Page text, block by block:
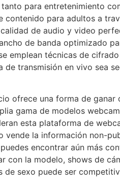
para entretenimiento
contenido para adultos a
de audio y video
de banda optimizado
emplean técnicas de
transmisión en vivo sea
ofrece una forma de ganar
gama de modelos
esta plataforma de
vende la información non-
encontrar aún más
con la modelo, shows de
de sexo puede ser